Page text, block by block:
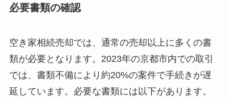
必要書類の確認
空き家相続売却では、通常の売却以上に多くの書
類が必要となります。2023年の京都市内での取引
では、書類不備により約20%の案件で手続きが遅
延しています。必要な書類には以下があります。